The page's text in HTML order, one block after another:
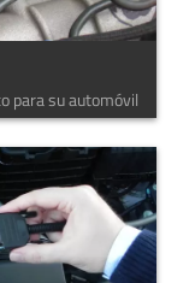
para su automóvil